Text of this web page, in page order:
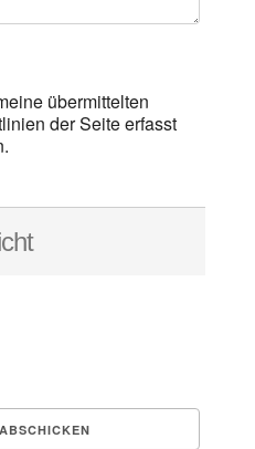
übermittelten
der Seite erfasst